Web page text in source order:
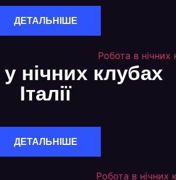
ДЕТАЛЬНІШЕ
нічних клубах
Італії
ДЕТАЛЬНІШЕ